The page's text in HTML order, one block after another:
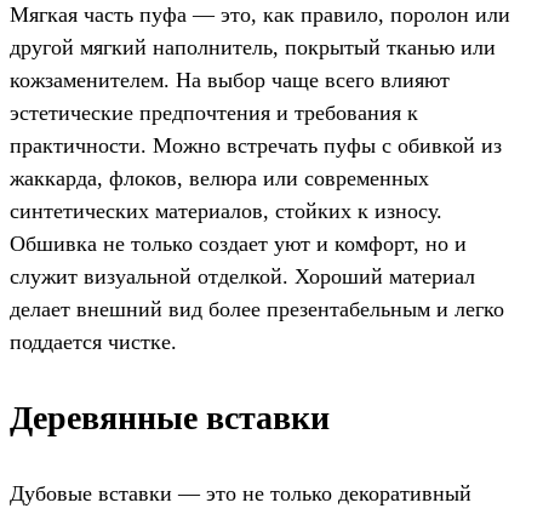
Мягкая часть пуфа — это, как правило, поролон или
другой мягкий наполнитель, покрытый тканью или
кожзаменителем. На выбор чаще всего влияют
эстетические предпочтения и требования к
практичности. Можно встречать пуфы с обивкой из
жаккарда, флоков, велюра или современных
синтетических материалов, стойких к износу.
Обшивка не только создает уют и комфорт, но и
служит визуальной отделкой. Хороший материал
делает внешний вид более презентабельным и легко
поддается чистке.
Деревянные вставки
Дубовые вставки — это не только декоративный